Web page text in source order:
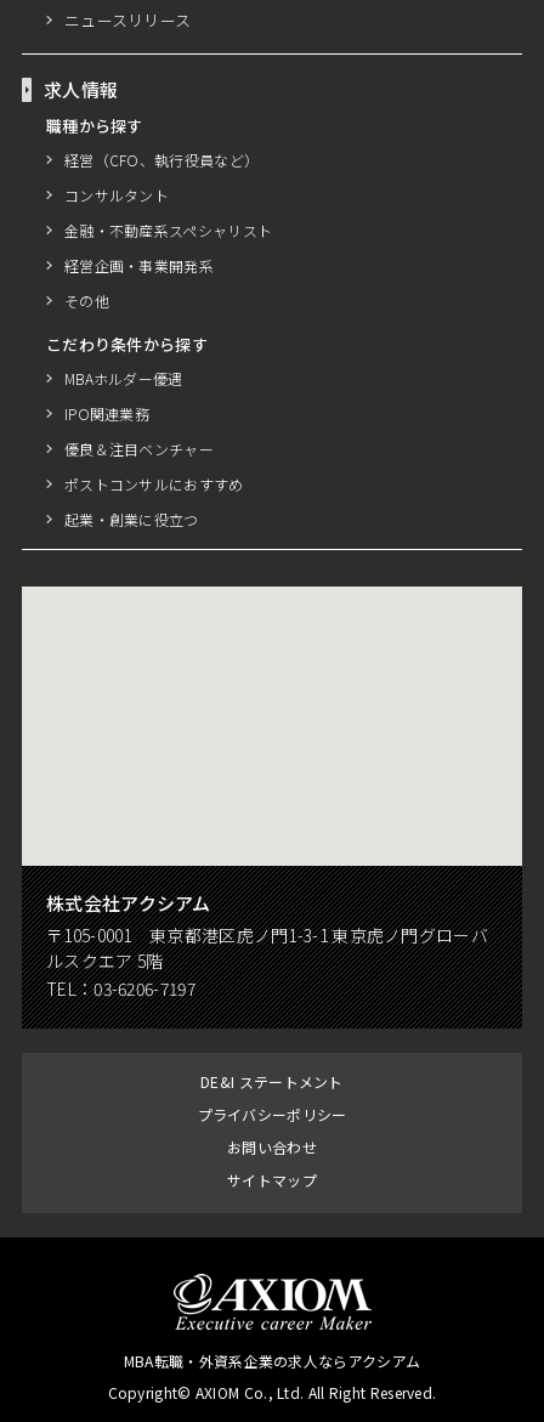
ニュースリリース
求人情報
職種から探す
経営（CFO、執行役員など）
コンサルタント
金融・不動産系スペシャリスト
経営企画・事業開発系
その他
こだわり条件から探す
MBAホルダー優遇
IPO関連業務
優良＆注目ベンチャー
ポストコンサルにおすすめ
起業・創業に役立つ
株式会社アクシアム
〒105-0001 東京都港区虎ノ門1-3-1 東京虎ノ門グローバ
ルスクエア 5階
TEL：03-6206-7197
DE&I ステートメント
プライバシーポリシー
お問い合わせ
サイトマップ
MBA転職・外資系企業の求人ならアクシアム
Copyright© AXIOM Co., Ltd. All Right Reserved.